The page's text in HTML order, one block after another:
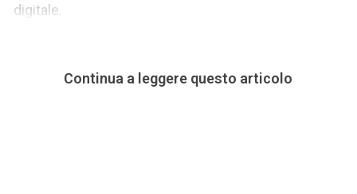
digitale.
Continua a leggere questo articolo